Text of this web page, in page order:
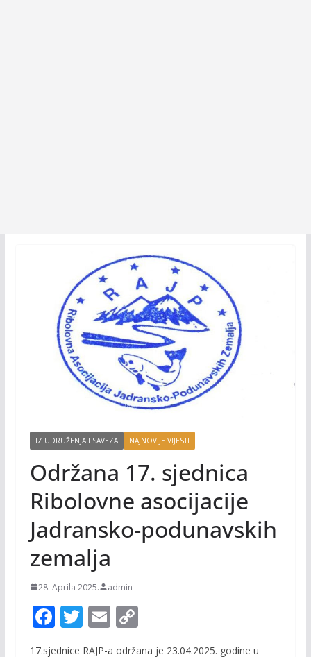
IZ UDRUŽENJA I SAVEZA NAJNOVIJE VIJESTI
Održana 17. sjednica
Ribolovne asocijacije
Jadransko-podunavskih
zemalja
28. Aprila 2025. admin
F
ac
T E
m
C
17.sjednice RAJP-a održana je 23.04.2025. godine u